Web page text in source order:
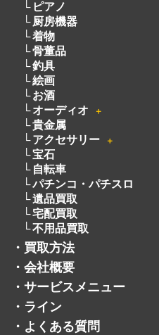
ピアノ
厨房機器
着物
骨董品
釣具
絵画
お酒
オーディオ
＋
貴金属
アクセサリー
＋
宝石
自転車
パチンコ・パチスロ
遺品買取
宅配買取
不用品買取
・ 買取方法
・ 会社概要
・ サービスメニュー
・ ライン
・ よくある質問